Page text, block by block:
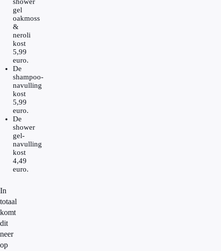
gel
oakmoss
&
neroli
kost
5,99
euro.
De
shampoo-
navulling
kost
5,99
euro.
De
shower
gel-
navulling
kost
4,49
euro.
In
totaal
komt
dit
neer
op